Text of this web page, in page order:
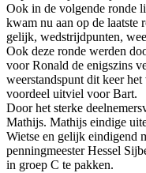
Ook in de volgende ronde
kwam nu aan op de laatste
gelijk, wedstrijdpunten,
Ook deze ronde werden
voor Ronald de enigszins
weerstandspunt dit keer
voordeel uitviel voor Bart.
Door het sterke
Mathijs. Mathijs eindige
Wietse en gelijk eindigend
penningmeester Hessel
in groep C te pakken.